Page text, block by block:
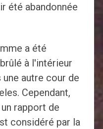
été abandonnée
a été
à l'intérieur
une autre cour de
Cependant,
rapport de
considéré par la